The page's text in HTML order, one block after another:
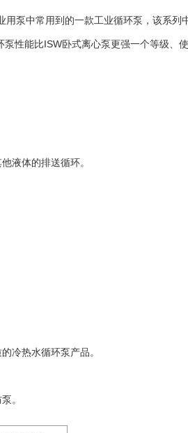
中常用到的一款工业循环泵，该系列
性能比ISW卧式离心泵更强一个等级、
体的排送循环。
热水循环泵产品。
。